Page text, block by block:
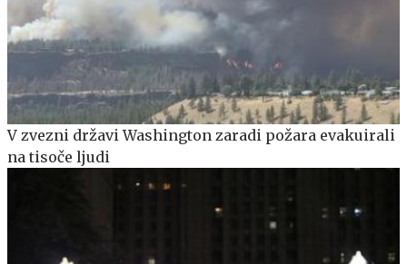
V zvezni državi Washington zaradi požara evakuirali
na tisoče ljudi